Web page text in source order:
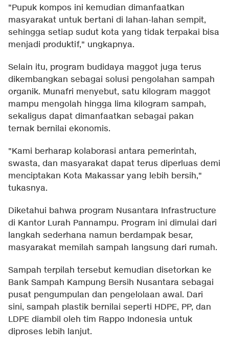
"Pupuk kompos ini kemudian dimanfaatkan
masyarakat untuk bertani di lahan-lahan sempit,
sehingga setiap sudut kota yang tidak terpakai bisa
menjadi produktif," ungkapnya.
Selain itu, program budidaya maggot juga terus
dikembangkan sebagai solusi pengolahan sampah
organik. Munafri menyebut, satu kilogram maggot
mampu mengolah hingga lima kilogram sampah,
sekaligus dapat dimanfaatkan sebagai pakan
ternak bernilai ekonomis.
"Kami berharap kolaborasi antara pemerintah,
swasta, dan masyarakat dapat terus diperluas demi
menciptakan Kota Makassar yang lebih bersih,"
tukasnya.
Diketahui bahwa program Nusantara Infrastructure
di Kantor Lurah Pannampu. Program ini dimulai dari
langkah sederhana namun berdampak besar,
masyarakat memilah sampah langsung dari rumah.
Sampah terpilah tersebut kemudian disetorkan ke
Bank Sampah Kampung Bersih Nusantara sebagai
pusat pengumpulan dan pengelolaan awal. Dari
sini, sampah plastik bernilai seperti HDPE, PP, dan
LDPE diambil oleh tim Rappo Indonesia untuk
diproses lebih lanjut.